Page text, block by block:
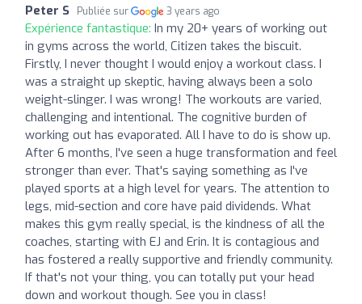
Peter S Publiée sur 3 years ago
Expérience fantastique: In my 20+ years of working out
in gyms across the world, Citizen takes the biscuit.
Firstly, I never thought I would enjoy a workout class. I
was a straight up skeptic, having always been a solo
weight-slinger. I was wrong! The workouts are varied,
challenging and intentional. The cognitive burden of
working out has evaporated. All I have to do is show up.
After 6 months, I've seen a huge transformation and feel
stronger than ever. That's saying something as I've
played sports at a high level for years. The attention to
legs, mid-section and core have paid dividends. What
makes this gym really special, is the kindness of all the
coaches, starting with EJ and Erin. It is contagious and
has fostered a really supportive and friendly community.
If that's not your thing, you can totally put your head
down and workout though. See you in class!